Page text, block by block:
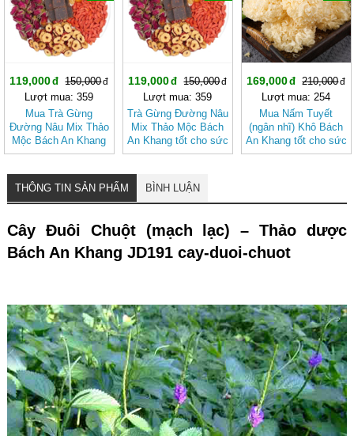
119,000
150,000
Lượt mua: 359
Mua Trà Gừng
Đường Nâu Mix Thảo
Mộc Bách An Khang
– Thơm Ấm Tự
119,000
150,000
Lượt mua: 359
Trà Gừng Đường Nâu
Mix Thảo Mộc Bách
An Khang tốt cho sức
khỏe, dễ uống
169,000
210,000
Lượt mua: 254
Mua Nấm Tuyết
(ngân nhĩ) Khô Bách
An Khang tốt cho sức
khỏe
THÔNG TIN SẢN PHẨM BÌNH LUẬN
Cây Đuôi Chuột (mạch lạc) – Thảo dược
Bách An Khang JD191 cay-duoi-chuot